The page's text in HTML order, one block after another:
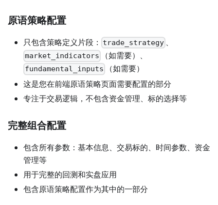
原语策略配置
只包含策略定义片段： trade_strategy 、
market_indicators （如需要）、
fundamental_inputs
（如需要）
这是您在前端原语策略页面需要配置的部分
专注于交易逻辑，不包含资金管理、标的选择等
完整组合配置
包含所有参数：基本信息、交易标的、时间参数、资金
管理等
用于完整的回测和实盘应用
包含原语策略配置作为其中的一部分